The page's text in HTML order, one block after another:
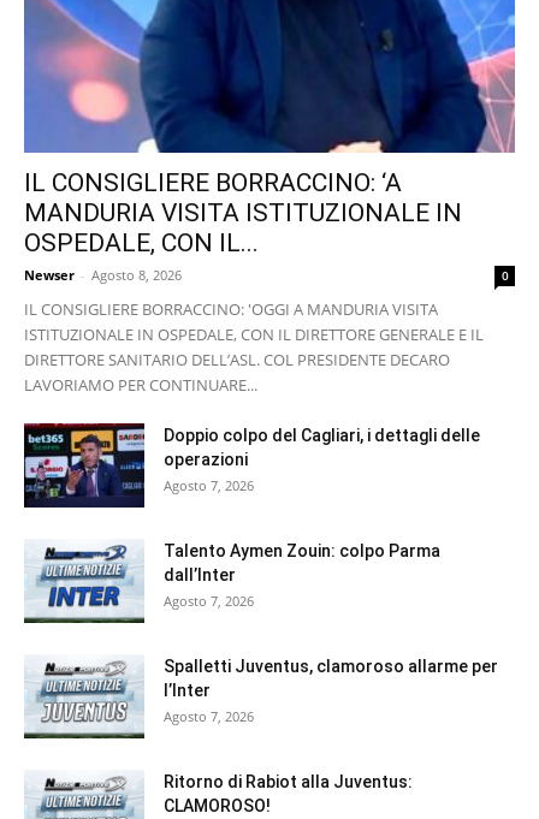
IL CONSIGLIERE BORRACCINO: ‘A
MANDURIA VISITA ISTITUZIONALE IN
OSPEDALE, CON IL...
Newser - Agosto 8, 2026 0
IL CONSIGLIERE BORRACCINO: 'OGGI A MANDURIA VISITA
ISTITUZIONALE IN OSPEDALE, CON IL DIRETTORE GENERALE E IL
DIRETTORE SANITARIO DELL’ASL. COL PRESIDENTE DECARO
LAVORIAMO PER CONTINUARE...
Doppio colpo del Cagliari, i dettagli delle
operazioni
Agosto 7, 2026
Talento Aymen Zouin: colpo Parma
dall’Inter
Agosto 7, 2026
Spalletti Juventus, clamoroso allarme per
l’Inter
Agosto 7, 2026
Ritorno di Rabiot alla Juventus:
CLAMOROSO!